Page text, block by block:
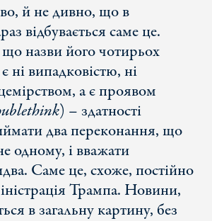
й не дивно, що в
відбувається саме це.
назви його чотирьох
ні випадковістю, ні
а є проявом
) – здатності
два переконання, що
одному, і вважати
Саме це, схоже, постійно
Трампа. Новини,
в загальну картину, без